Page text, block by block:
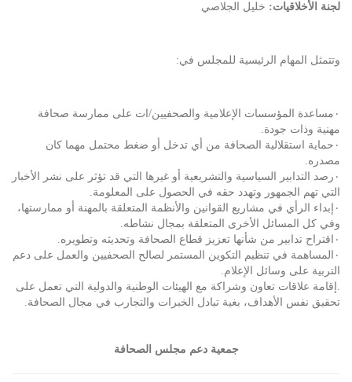
لجنة الأخلاقيات: خليل الجلاصي
وتتمثل المهام الرئيسية للمجلس في:
٠مساعدة المؤسسات الإعلامية والصحفيين/ات على ممارسة صحافة
مهنية وذات جودة.
٠حماية استقلالية الصحافة من أي تدخل أو ضغط محتمل مهما كان
مصدره.
٠رصد التدابير السياسية والتشريعية أو غيرها التي قد تؤثر على نشر الأخبار
التي تهم الجمهور وتهدد حقه في الحصول على المعلومة.
٠إبداء الرأي في مشاريع القوانين والأنظمة المتعلقة بالمهنة أو ممارستها،
وفي كل المسائل الأخرى المتعلقة بمجال نشاطه.
٠اقتراح تدابير من شأنها تعزيز قطاع الصحافة وتحديثه وتطويره.
٠المساهمة في تنظيم التكوين المستمر لصالح الصحفيين والعمل على دعم
التربية على وسائل الإعلام.
.إقامة علاقات تعاون وشراكة مع الهيئات الوطنية والدولية التي تعمل على
تحقيق نفس الأهداف، بغية تبادل الخبرات والتجارب في مجال الصحافة.
جمعية دعم مجلس الصحافة